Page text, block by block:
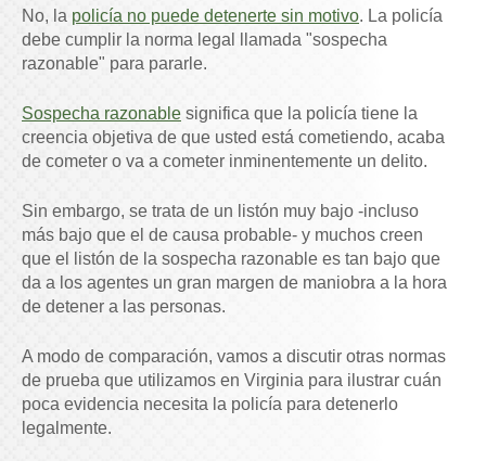
No, la policía no puede detenerte sin motivo. La policía
debe cumplir la norma legal llamada "sospecha
razonable" para pararle.
Sospecha razonable significa que la policía tiene la
creencia objetiva de que usted está cometiendo, acaba
de cometer o va a cometer inminentemente un delito.
Sin embargo, se trata de un listón muy bajo -incluso
más bajo que el de causa probable- y muchos creen
que el listón de la sospecha razonable es tan bajo que
da a los agentes un gran margen de maniobra a la hora
de detener a las personas.
A modo de comparación, vamos a discutir otras normas
de prueba que utilizamos en Virginia para ilustrar cuán
poca evidencia necesita la policía para detenerlo
legalmente.